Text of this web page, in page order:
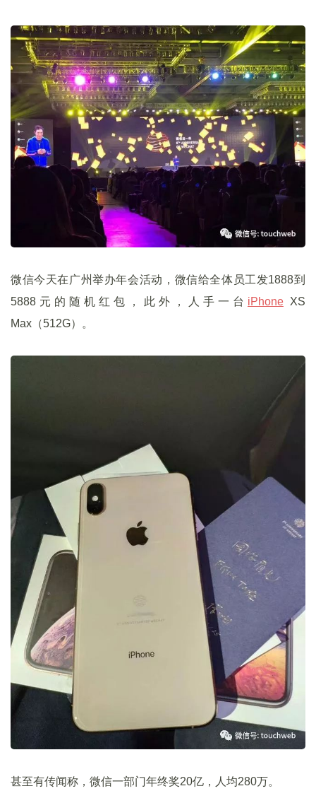
微信今天在广州举办年会活动，微信给全体员工发1888到
5888元的随机红包，此外，人手一台 iPhoneXS
Max（512G）。
甚至有传闻称，微信一部门年终奖20亿，人均280万。